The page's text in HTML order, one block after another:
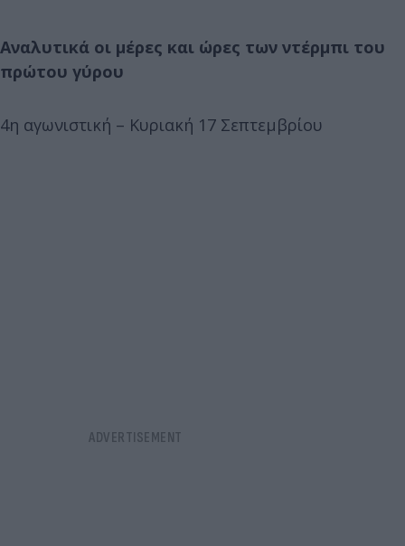
Αναλυτικά οι μέρες και ώρες των ντέρμπι του
πρώτου γύρου
4η αγωνιστική – Κυριακή 17 Σεπτεμβρίου